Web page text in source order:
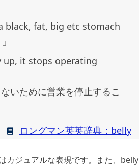
black, fat, big etc stomach
up, it stops operating
いために営業を停止するこ
ロングマン英英辞典：belly
カジュアルな表現です。また、belly